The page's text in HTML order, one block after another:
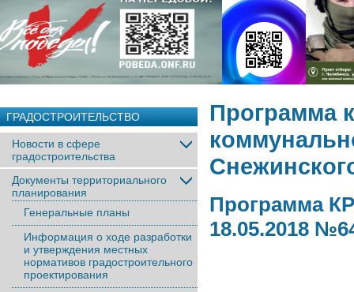
ГРАДОСТРОИТЕЛЬСТВО
Новости в сфере
градостроительства
Документы территориального
планирования
Генеральные планы
Информация о ходе разработки
и утверждения местных
нормативов градостроительного
проектирования
Программа
Программа
18.05.2018